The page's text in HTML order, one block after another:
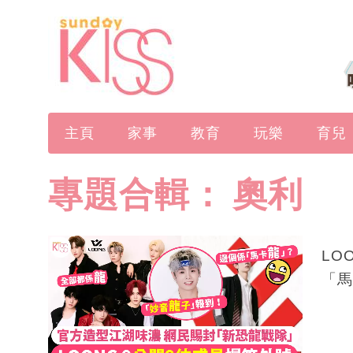
主頁 家事 教育 玩樂 育兒
專題合輯： 奧利
「